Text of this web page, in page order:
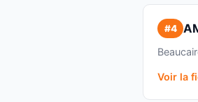
#4
Voir la